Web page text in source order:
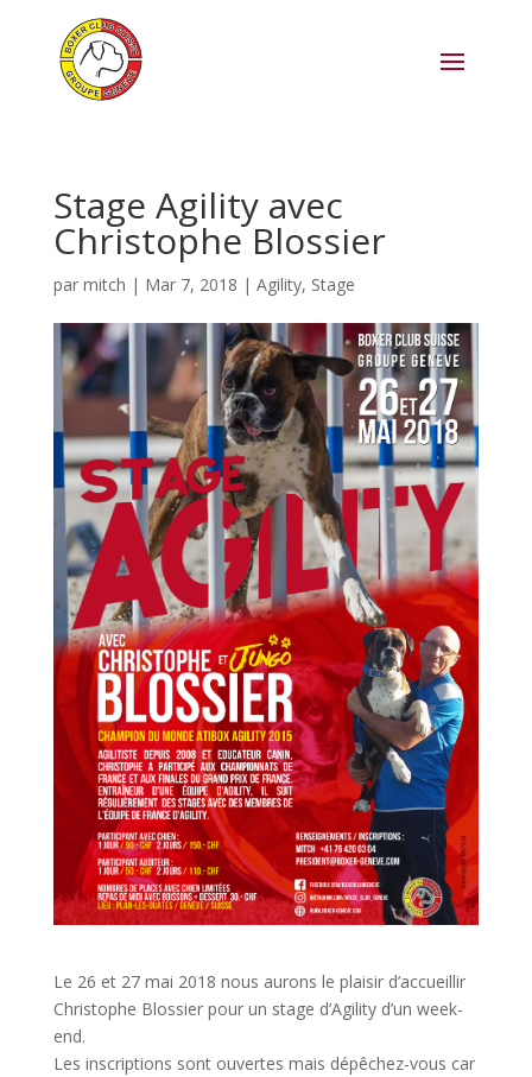
Stage Agility avec
Christophe Blossier
par mitch | Mar 7, 2018 | Agility, Stage
Le 26 et 27 mai 2018 nous aurons le plaisir d’accueillir
Christophe Blossier pour un stage d’Agility d’un week-
end.
Les inscriptions sont ouvertes mais dépêchez-vous car